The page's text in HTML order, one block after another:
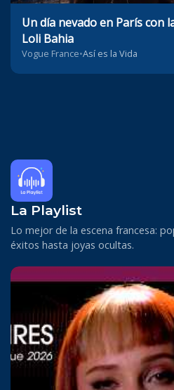
Un día nevado en París con
Loli Bahia
Vogue France•Así es la Vida
La Playlist
Lo mejor de la escena francesa:
éxitos hasta joyas ocultas.